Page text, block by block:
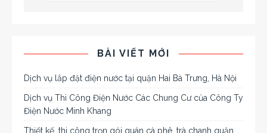
BÀI VIẾT MỚI
Dịch vụ lắp đặt điện nước tại quận Hai Bà Trưng, Hà Nội
Dịch vụ Thi Công Điện Nước Các Chung Cư của Công Ty
Điện Nước Minh Khang
Thiết kế, thi công trọn gói quán cà phê, trà chanh quận